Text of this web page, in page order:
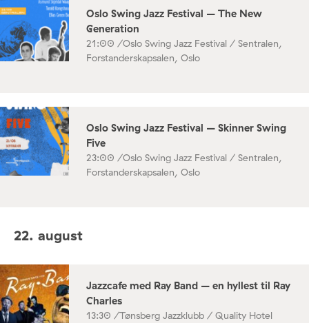
Oslo Swing Jazz Festival – The New
Generation
21:00 /Oslo Swing Jazz Festival / Sentralen,
Forstanderskapsalen, Oslo
Oslo Swing Jazz Festival – Skinner Swing
Five
23:00 /Oslo Swing Jazz Festival / Sentralen,
Forstanderskapsalen, Oslo
22. august
Jazzcafe med Ray Band – en hyllest til Ray
Charles
13:30 /Tønsberg Jazzklubb / Quality Hotel